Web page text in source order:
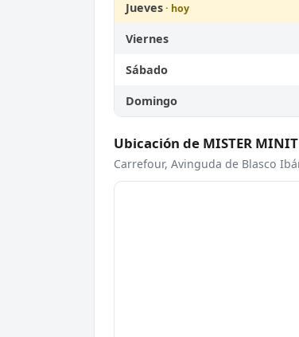
Jueves
Viernes
Sábado
Domingo
Ubicación de MISTER MINIT
Carrefour, Avinguda de Blasco